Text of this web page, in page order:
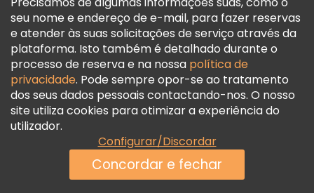
Freetour Prémios
Programa De Fidelidade
seu nome e endereço de e-mail, para fazer reservas
e atender às suas solicitações de serviço através da
plataforma. Isto também é detalhado durante o
processo de reserva e na nossa política de
privacidade. Pode sempre opor-se ao tratamento
dos seus dados pessoais contactando-nos. O nosso
site utiliza cookies para otimizar a experiência do
utilizador.
Configurar/Discordar
Concordar e fechar